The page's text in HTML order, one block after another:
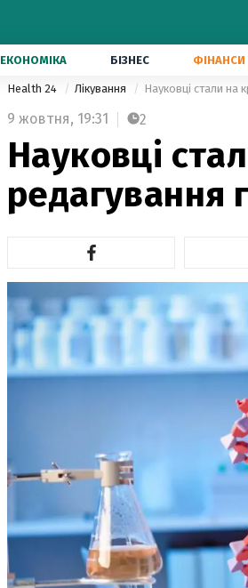
ЕКОНОМІКА БІЗНЕС ФІНАНСИ
Health 24 Лікування Науковці стали на
9 жовтня, 19:31 2
Науковці
редагування